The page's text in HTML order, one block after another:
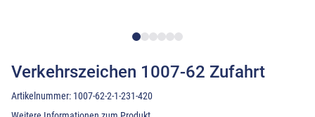
Verkehrszeichen 1007-62 Zufahrt
Artikelnummer: 1007-62-2-1-231-420